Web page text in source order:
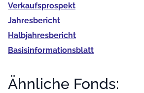
Verkaufs­prospekt
Jahres­bericht
Halb­jahres­bericht
Basis­informationsblatt
Ähnliche Fonds: